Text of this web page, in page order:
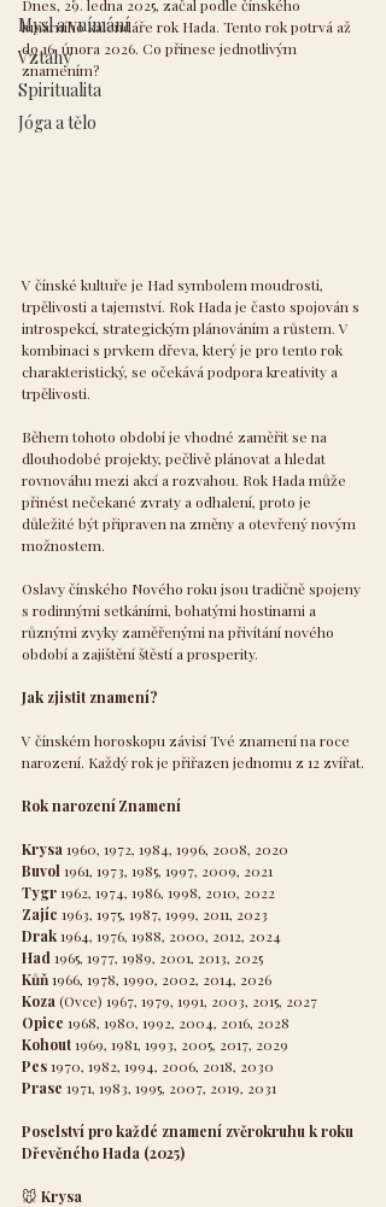
Mysl a vnímání
Vztahy
Spiritualita
Jóga a tělo
Dnes, 29. ledna 2025, začal podle čínského
lunárního kalendáře rok Hada. Tento rok potrvá až
do 16. února 2026. Co přinese jednotlivým
znamením?
V čínské kultuře je Had symbolem moudrosti,
trpělivosti a tajemství. Rok Hada je často spojován s
introspekcí, strategickým plánováním a růstem. V
kombinaci s prvkem dřeva, který je pro tento rok
charakteristický, se očekává podpora kreativity a
trpělivosti.
Během tohoto období je vhodné zaměřit se na
dlouhodobé projekty, pečlivě plánovat a hledat
rovnováhu mezi akcí a rozvahou. Rok Hada může
přinést nečekané zvraty a odhalení, proto je
důležité být připraven na změny a otevřený novým
možnostem.
Oslavy čínského Nového roku jsou tradičně spojeny
s rodinnými setkáními, bohatými hostinami a
různými zvyky zaměřenými na přivítání nového
období a zajištění štěstí a prosperity.
Jak zjistit znamení?
V čínském horoskopu závisí Tvé znamení na roce
narození. Každý rok je přiřazen jednomu z 12 zvířat.
Rok narozeníZnamení
Krysa 1960, 1972, 1984, 1996, 2008, 2020
Buvol 1961, 1973, 1985, 1997, 2009, 2021
Tygr 1962, 1974, 1986, 1998, 2010, 2022
Zajíc 1963, 1975, 1987, 1999, 2011, 2023
Drak 1964, 1976, 1988, 2000, 2012, 2024
Had 1965, 1977, 1989, 2001, 2013, 2025
Kůň 1966, 1978, 1990, 2002, 2014, 2026
Koza (Ovce) 1967, 1979, 1991, 2003, 2015, 2027
Opice 1968, 1980, 1992, 2004, 2016, 2028
Kohout 1969, 1981, 1993, 2005, 2017, 2029
Pes 1970, 1982, 1994, 2006, 2018, 2030
Prase 1971, 1983, 1995, 2007, 2019, 2031
Poselství pro každé znamení zvěrokruhu k roku
Dřevěného Hada (2025)
🐭 Krysa